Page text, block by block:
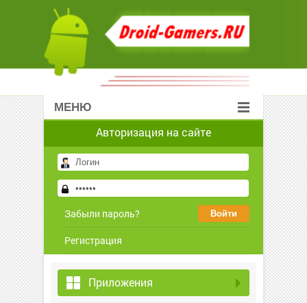
МЕНЮ
Авторизация на сайте
Забыли пароль?
Регистрация
Приложения